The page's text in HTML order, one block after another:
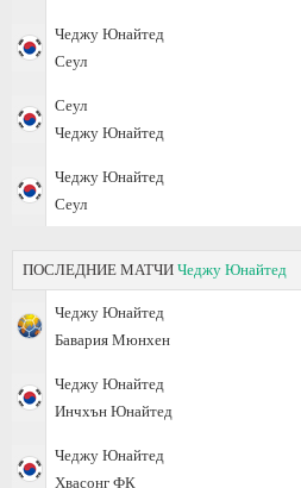
Чеджу Юнайтед
Сеул
Сеул
Чеджу Юнайтед
Чеджу Юнайтед
Сеул
ПОСЛЕДНИЕ МАТЧИ Чеджу Юнайтед
Чеджу Юнайтед
Бавария Мюнхен
Чеджу Юнайтед
Инчхън Юнайтед
Чеджу Юнайтед
Хвасонг ФК